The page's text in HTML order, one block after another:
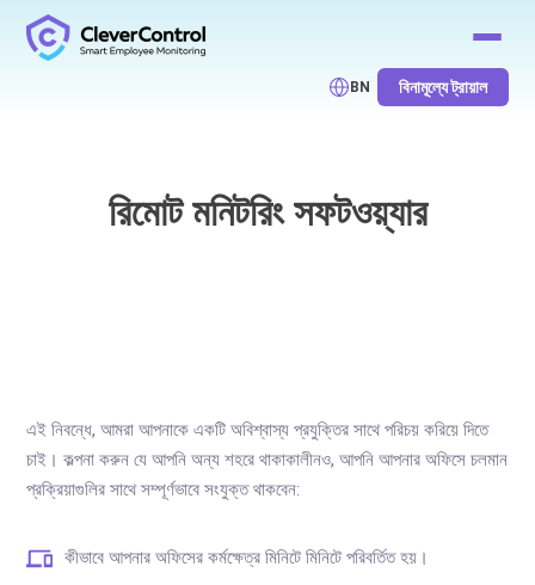
BN বিনামূল্যে ট্রায়াল
রিমোট মনিটরিং সফটওয়্যার
এই নিবন্ধে, আমরা আপনাকে একটি অবিশ্বাস্য প্রযুক্তির সাথে পরিচয় করিয়ে দিতে
চাই। কল্পনা করুন যে আপনি অন্য শহরে থাকাকালীনও, আপনি আপনার অফিসে চলমান
প্রক্রিয়াগুলির সাথে সম্পূর্ণভাবে সংযুক্ত থাকবেন:
কীভাবে আপনার অফিসের কর্মক্ষেত্র মিনিটে মিনিটে পরিবর্তিত হয়।